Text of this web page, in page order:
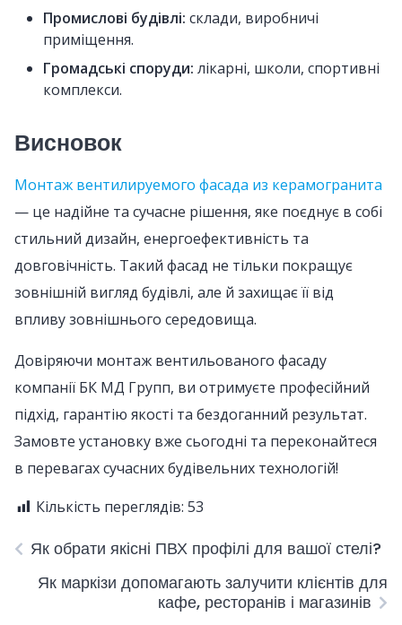
Промислові будівлі: склади, виробничі
приміщення.
Громадські споруди: лікарні, школи, спортивні
комплекси.
Висновок
Монтаж вентилируемого фасада из керамогранита
— це надійне та сучасне рішення, яке поєднує в собі
стильний дизайн, енергоефективність та
довговічність. Такий фасад не тільки покращує
зовнішній вигляд будівлі, але й захищає її від
впливу зовнішнього середовища.
Довіряючи монтаж вентильованого фасаду
компанії БК МД Групп, ви отримуєте професійний
підхід, гарантію якості та бездоганний результат.
Замовте установку вже сьогодні та переконайтеся
в перевагах сучасних будівельних технологій!
Кількість переглядів: 53
Як обрати якісні ПВХ профілі для вашої стелі?
Як маркізи допомагають залучити клієнтів для
кафе, ресторанів і магазинів